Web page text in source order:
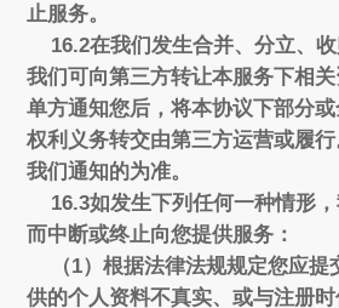
止服务。
16.2在我们发生合并、分立、收
我们可向第三方转让本服务下相
单方通知您后，将本协议下部分
权利义务转交由第三方运营或履
我们通知的为准。
16.3如发生下列任何一种情形
而中断或终止向您提供服务：
（1）根据法律法规规定您应提
供的个人资料不真实、或与注册